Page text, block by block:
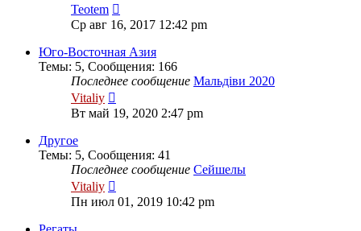
Teotem
к
последнему
сообщению
Ср авг 16, 2017 12:42 pm
Юго-Восточная Азия
Темы: 5, Сообщения: 166
Последнее сообщение Мальдіви 2020
Vitaliy
к
последнему
Вт май 19, 2020 2:47 pm
Другое
Темы: 5, Сообщения: 41
Последнее сообщение Сейшелы
Vitaliy
к
последнему
Пн июл 01, 2019 10:42 pm